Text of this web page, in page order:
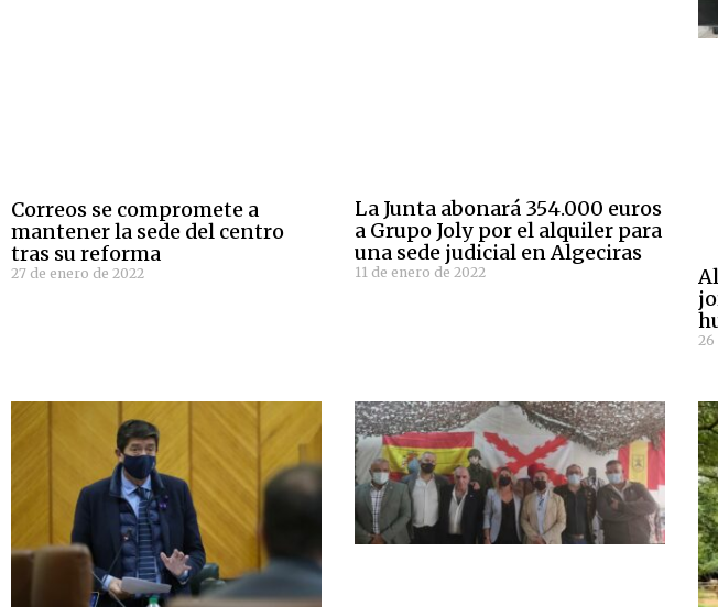
Correos se compromete a
mantener la sede del centro
tras su reforma
27 de enero de 2022
La Junta abonará 354.000 euros
a Grupo Joly por el alquiler para
una sede judicial en Algeciras
11 de enero de 2022
26